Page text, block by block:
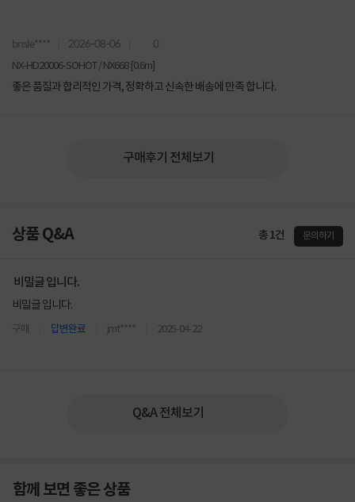
bnsle**** 2026-08-06 0
NX-HD20006-SOHOT / NX668 [0.6m]
좋은 품질과 합리적인 가격, 정확하고 신속한 배송에 만족 합니다.
구매후기 전체보기
상품 Q&A 총 1건 문의하기
비밀글 입니다.
비밀글 입니다.
구매 답변완료 jmt**** 2025-04-22
Q&A 전체보기
함께 보면 좋은 상품